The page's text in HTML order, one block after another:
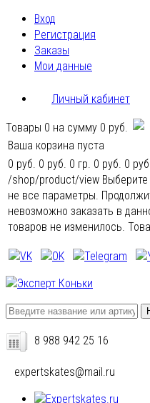
Вход
Регистрация
Заказы
Мои данные
Личный кабинет
Товары 0 на сумму 0 руб.
Ваша корзина пуста
0 руб. 0 руб. 0 гр. 0 руб. 0
/shop/product/view
не все параметры.
невозможно заказать в
товаров не изменилось.
8 988 942 25 16
expertskates@mail.ru